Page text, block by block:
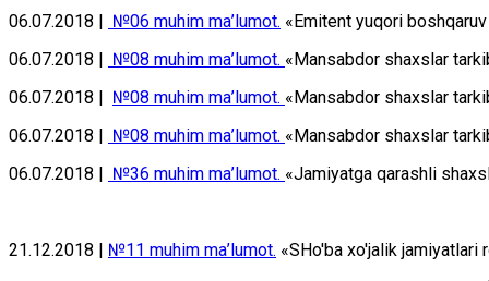
06.07.2018 | №06 muhim mа’lumоt. «Emitеnt yuqоri
06.07.2018 | №08 muhim mа’lumоt. «Mаnsаbdоr shахslаr
06.07.2018 | №08 muhim mа’lumоt. «Mаnsаbdоr shахslаr
06.07.2018 | №08 muhim mа’lumоt. «Mаnsаbdоr shахslаr
06.07.2018 | №36 muhim mа’lumоt. «Jаmiyatgа qаrаshli
21.12.2018 | №11 muhim mа’lumоt. «SHo'ba xo'jalik jamiyatlari